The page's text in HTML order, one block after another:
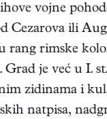
vojne
Cezarova ili
rang rimske
je već u I.
zidinama i
natpisa,